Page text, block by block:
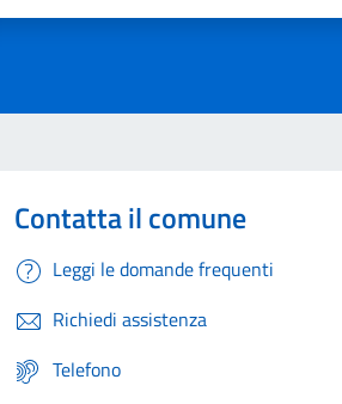
Contatta il comune
Leggi le domande frequenti
Richiedi assistenza
Telefono